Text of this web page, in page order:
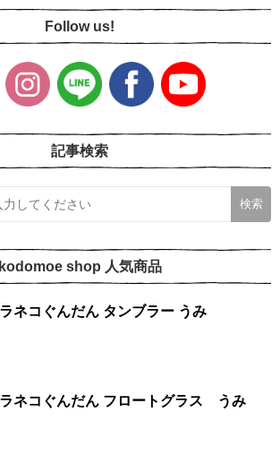
Follow us!
記事検索
kodomoe shop 人気商品
ノラネコぐんだん タンブラー うみ
ノラネコぐんだん フロートグラス うみ